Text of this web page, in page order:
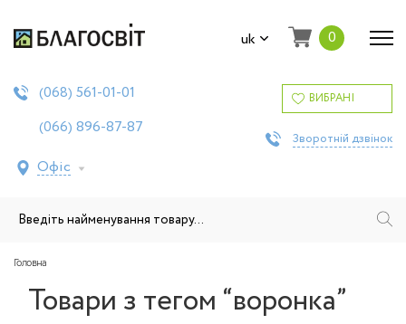
uk 0
(068) 561-01-01
(066) 896-87-87
Офіс
ВИБРАНІ
Зворотній дзвінок
Головна
Товари з тегом “воронка”